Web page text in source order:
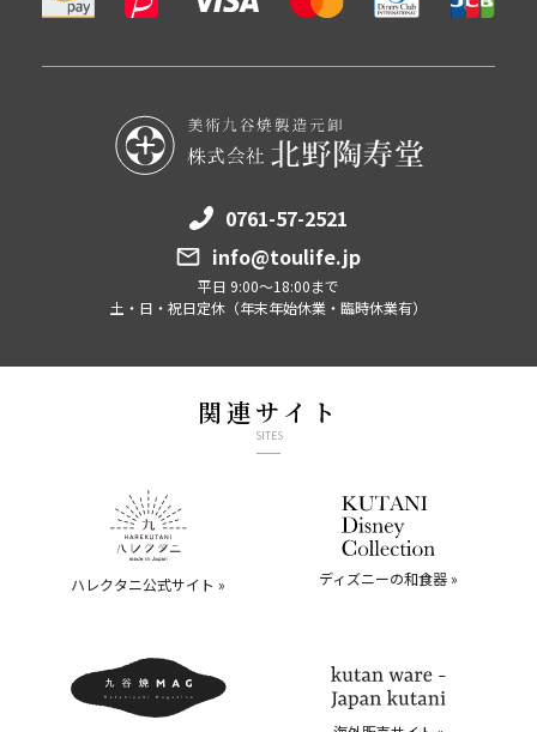
0761-57-2521
info@toulife.jp
平日 9:00～18:00まで
土・日・祝日定休（年末年始休業・臨時休業有）
関連サイト
SITES
ハレクタニ公式サイト » ディズニーの和食器 »